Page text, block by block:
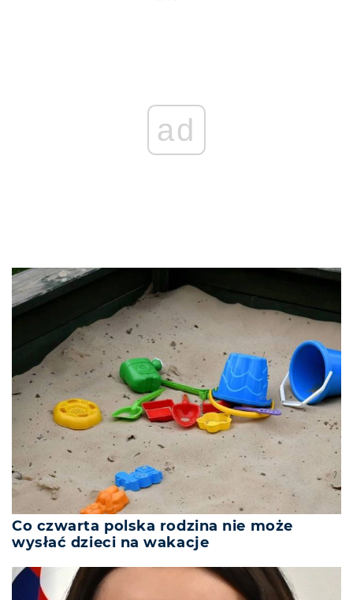
ad
Co czwarta polska rodzina nie może
wysłać dzieci na wakacje